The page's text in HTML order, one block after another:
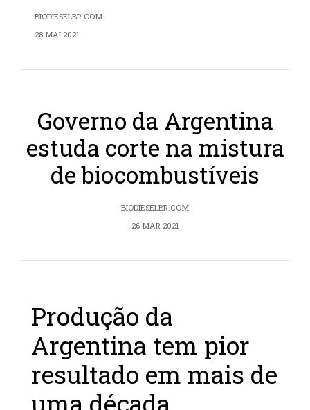
BIODIESELBR.COM
28 MAI 2021
Governo da Argentina
estuda corte na mistura
de biocombustíveis
BIODIESELBR.COM
26 MAR 2021
Produção da
Argentina tem pior
resultado em mais de